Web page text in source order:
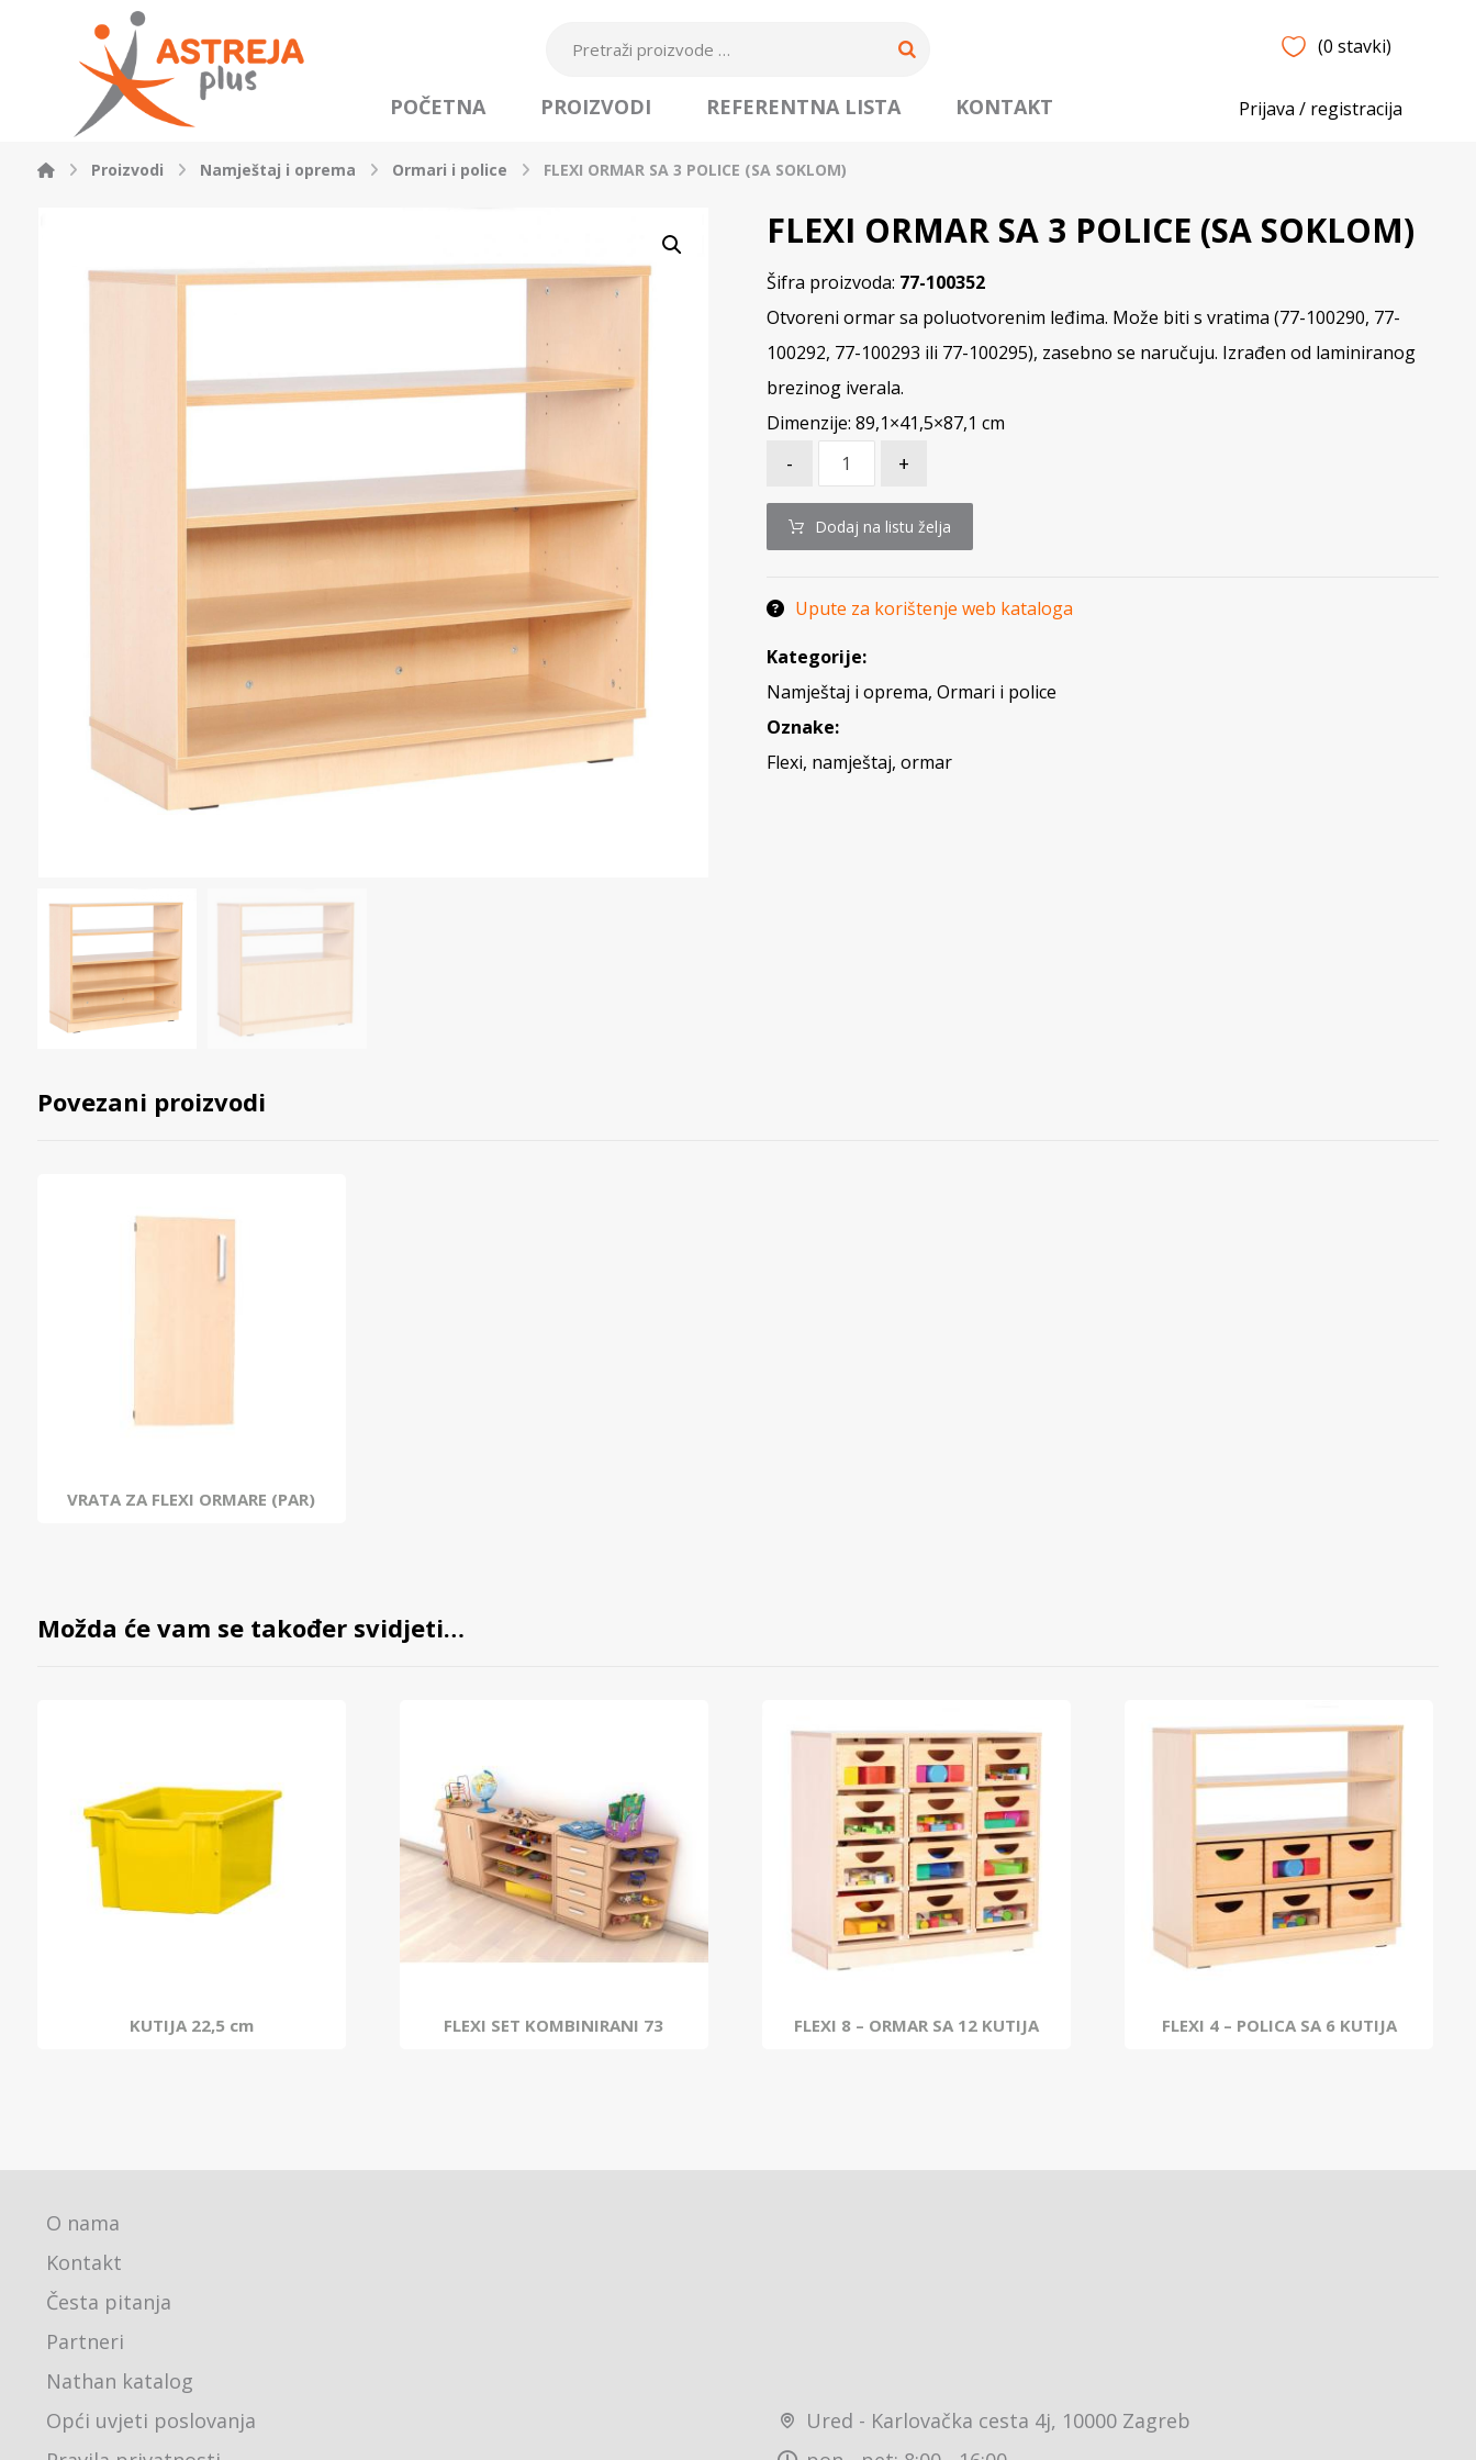
(0 stavki)
Prijava / registracija
POČETNA PROIZVODI REFERENTNA LISTA KONTAKT
Proizvodi Namještaj i oprema Ormari i police FLEXI ORMAR SA 3 POLICE (SA SOKLOM)
FLEXI ORMAR SA 3 POLICE (SA SOKLOM)
Šifra proizvoda: 77-100352
Otvoreni ormar sa poluotvorenim leđima. Može biti s vratima (77-100290, 77-
100292, 77-100293 ili 77-100295), zasebno se naručuju. Izrađen od laminiranog
brezinog iverala.
Dimenzije: 89,1×41,5×87,1 cm
- +
Dodaj na listu želja
Upute za korištenje web kataloga
Kategorije:
Namještaj i oprema, Ormari i police
Oznake:
Flexi, namještaj, ormar
Povezani proizvodi
VRATA ZA FLEXI ORMARE (PAR)
Možda će vam se također svidjeti…
KUTIJA 22,5 cm FLEXI SET KOMBINIRANI 73 FLEXI 8 – ORMAR SA 12 KUTIJA FLEXI 4 – POLICA SA 6 KUTIJA
O nama
Kontakt
Česta pitanja
Partneri
Nathan katalog
Opći uvjeti poslovanja
Ured - Karlovačka cesta 4j, 10000 Zagreb